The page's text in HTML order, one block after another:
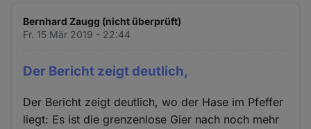
Bernhard Zaugg (nicht überprüft)
Fr. 15 Mär 2019 - 22:44
Der Bericht zeigt deutlich,
Der Bericht zeigt deutlich, wo der Hase im Pfeffer
liegt: Es ist die grenzenlose Gier nach noch mehr